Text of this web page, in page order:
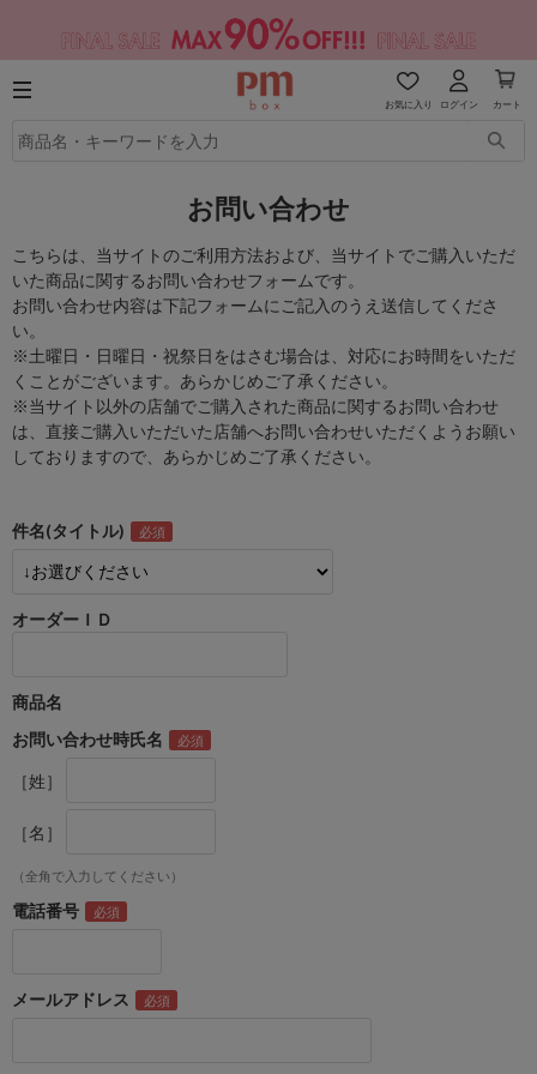
お気に入り ログイン カート
お問い合わせ
こちらは、当サイトのご利用方法および、当サイトでご購入いただ
いた商品に関するお問い合わせフォームです。
お問い合わせ内容は下記フォームにご記入のうえ送信してくださ
い。
※土曜日・日曜日・祝祭日をはさむ場合は、対応にお時間をいただ
くことがございます。あらかじめご了承ください。
※当サイト以外の店舗でご購入された商品に関するお問い合わせ
は、直接ご購入いただいた店舗へお問い合わせいただくようお願い
しておりますので、あらかじめご了承ください。
件名(タイトル)
オーダーＩＤ
商品名
お問い合わせ時氏名
［姓］
［名］
（全角で入力してください）
電話番号
メールアドレス